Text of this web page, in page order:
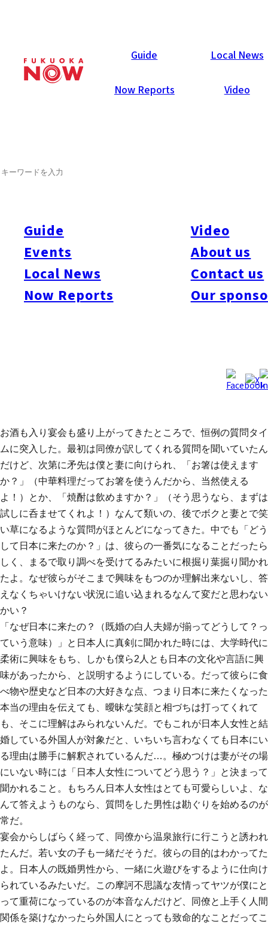
Guide Local News
Now Reports Video
Guide
Events
Local News
Now Reports
Video
About us
Contact us
Our
Now Reports
高校で働き始めてすぐのとある夕方、同僚の50歳近くの日本
人教師が何度か咳払いをしながら僕に尋ねてきた。「えーっ
と、ところでスコット先生は今晩の宴会に参加しますか？」
「もちろんです。いったん家に戻ってから来る予定です。」
「奥さんも連れて来るんですよね？会うのが楽しみですね。」
に会ったことがある2人を除くと、みんな私たちに興味津々の
お酒も入り宴会も盛り上がってきたところで、恒例の質問タイ
ムに突入した。最初は同僚が訳してくれる質問を聞いていたん
だけど、次第に矛先は僕と妻に向けられ、「お箸は使えます
か？」（中華料理だってお箸を使うんだから、当然使える
よ！）とか、「焼酎は飲めますか？」（そう思うなら、まずは
試しに呑ませてくれよ！）なんて類いの、後でボクと妻とで笑
い草になるような質問がほとんどになってきた。中でも「どう
して日本に来たのか？」は、彼らの一番気になることだったら
しく、まるで取り調べを受けてるみたいに根掘り葉掘り聞かれ
たよ。なぜ彼らがそこまで興味をもつのか理解出来ないし、答
えなくちゃいけない状況に追い込まれるなんて変だと思わない
かい？
「なぜ日本に来たの？（既婚の白人夫婦が揃ってどうして？っ
ていう意味）」と日本人に真剣に聞かれた時には、大学時代に
柔術に興味をもち、しかも僕ら2人とも日本の文化や言語に興
味があったから、と説明するようにしている。だって彼らに食
べ物や歴史など日本の大好きな点、つまり日本に来たくなった
本当の理由を伝えても、曖昧な笑顔と相づちは打ってくれて
も、そこに理解はみられないんだ。でもこれが日本人女性と結
婚している外国人が対象だと、いちいち言わなくても日本にい
る理由は勝手に解釈されているんだ…。極めつけは妻がその場
にいない時には「日本人女性についてどう思う？」と決まって
聞かれること。もちろん日本人女性はとても可愛らしいよ、な
んて答えようものなら、質問をした男性は勘ぐりを始めるのが
常だ。
宴会からしばらく経って、同僚から温泉旅行に行こうと誘われ
たんだ。若い女の子も一緒だそうだ。彼らの目的はわかってた
よ。日本人の既婚男性から、一緒に火遊びをするように仕向け
られているみたいだ。この摩訶不思議な友情ってヤツが僕にと
って重荷になっているのが本音なんだけど、同僚と上手く人間
関係を築けなかったら外国人にとっても致命的なことだってこ